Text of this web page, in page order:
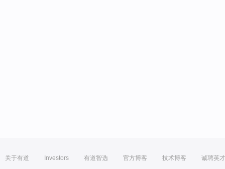
关于有道 Investors 有道智选 官方博客 技术博客 诚聘英才